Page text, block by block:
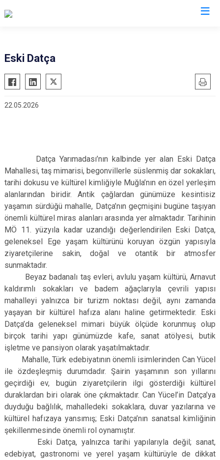
Bodrum
Dalaman
Datça
Marmaris
Menteşe
Eski Datça
22.05.2026
Datça Yarımadası’nın kalbinde yer alan Eski Datça
Mahallesi, taş mimarisi, begonvillerle süslenmiş dar sokakları,
tarihi dokusu ve kültürel kimliğiyle Muğla’nın en özel yerleşim
alanlarından biridir. Antik çağlardan günümüze kesintisiz
yaşamın sürdüğü mahalle, Datça’nın geçmişini bugüne taşıyan
önemli kültürel miras alanları arasında yer almaktadır. Tarihinin
MÖ 11. yüzyıla kadar uzandığı değerlendirilen Eski Datça,
geleneksel Ege yaşam kültürünü koruyan özgün yapısıyla
ziyaretçilerine sakin, doğal ve otantik bir atmosfer
sunmaktadır.
Beyaz badanalı taş evleri, avlulu yaşam kültürü, Arnavut
kaldırımlı sokakları ve badem ağaçlarıyla çevrili yapısı
mahalleyi yalnızca bir turizm noktası değil, aynı zamanda
yaşayan bir kültürel hafıza alanı haline getirmektedir. Eski
Datça’da geleneksel mimari büyük ölçüde korunmuş olup
birçok tarihi yapı günümüzde kafe, sanat atölyesi, butik
işletme ve pansiyon olarak yaşatılmaktadır.
Mahalle, Türk edebiyatının önemli isimlerinden Can Yücel
ile özdeşleşmiş durumdadır. Şairin yaşamının son yıllarını
geçirdiği ev, bugün ziyaretçilerin ilgi gösterdiği kültürel
duraklardan biri olarak öne çıkmaktadır. Can Yücel’in Datça’ya
duyduğu bağlılık, mahalledeki sokaklara, duvar yazılarına ve
kültürel hafızaya yansımış; Eski Datça’nın sanatsal kimliğinin
şekillenmesinde önemli rol oynamıştır.
Eski Datça, yalnızca tarihi yapılarıyla değil; sanat,
edebiyat, gastronomi ve yerel yaşam kültürüyle de dikkat